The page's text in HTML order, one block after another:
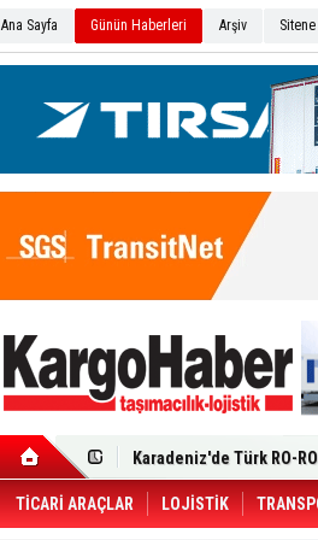
Ana Sayfa Günün Haberleri Arşiv
Ege Bölgesi'nin ilk
Durumu Ağır
Turhan Özen Saudia
Turkish Cargo’dan
Renault Trucks T 480
TİCARİ ARAÇLAR LOJİSTİK